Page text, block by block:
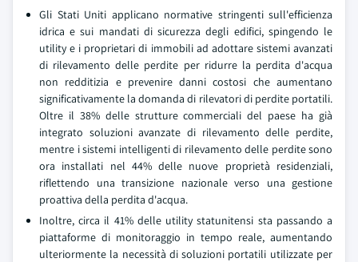
Gli Stati Uniti applicano normative stringenti sull'efficienza
idrica e sui mandati di sicurezza degli edifici, spingendo le
utility e i proprietari di immobili ad adottare sistemi avanzati
di rilevamento delle perdite per ridurre la perdita d'acqua
non redditizia e prevenire danni costosi che aumentano
significativamente la domanda di rilevatori di perdite portatili.
Oltre il 38% delle strutture commerciali del paese ha già
integrato soluzioni avanzate di rilevamento delle perdite,
mentre i sistemi intelligenti di rilevamento delle perdite sono
ora installati nel 44% delle nuove proprietà residenziali,
riflettendo una transizione nazionale verso una gestione
proattiva della perdita d'acqua.
Inoltre, circa il 41% delle utility statunitensi sta passando a
piattaforme di monitoraggio in tempo reale, aumentando
ulteriormente la necessità di soluzioni portatili utilizzate per